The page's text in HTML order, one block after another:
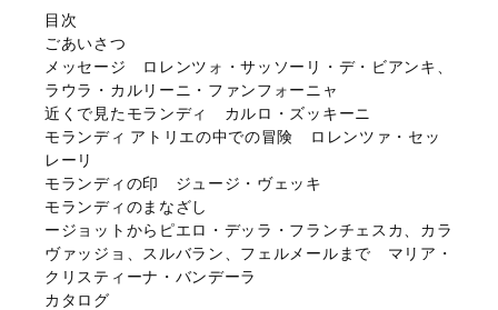
目次
ごあいさつ
メッセージ ロレンツォ・サッソーリ・デ・ビアンキ、
ラウラ・カルリーニ・ファンフォーニャ
近くで見たモランディ カルロ・ズッキーニ
モランディ アトリエの中での冒険 ロレンツァ・セッ
レーリ
モランディの印 ジュージ・ヴェッキ
モランディのまなざし
ージョットからピエロ・デッラ・フランチェスカ、カラ
ヴァッジョ、スルバラン、フェルメールまで マリア・
クリスティーナ・バンデーラ
カタログ